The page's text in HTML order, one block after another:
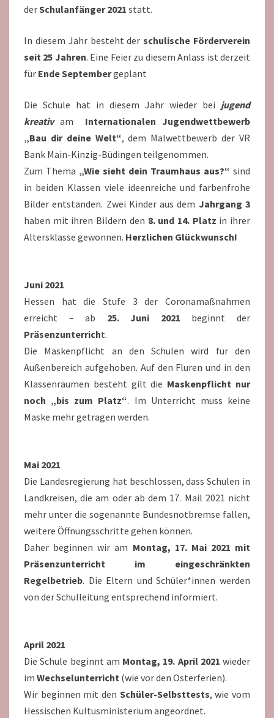
derSchulanfänger 2021 statt.
In diesem Jahr besteht derschulische Förderverein
seit 25 Jahren. Eine Feier zu diesem Anlass ist derzeit
für Ende Septembergeplant
Die Schule hat in diesem Jahr wieder bei jugend
kreativam Internationalen Jugendwettbewerb
„Bau dir deine Welt“, dem Malwettbewerb der VR
Bank Main-Kinzig-Büdingen teilgenommen.
Zum Thema „Wie sieht dein Traumhaus aus?“ sind
in beiden Klassen viele ideenreiche und farbenfrohe
Bilder entstanden. Zwei Kinder aus dem Jahrgang 3
haben mit ihren Bildern den 8. und 14. Platz in ihrer
Altersklasse gewonnen. Herzlichen Glückwunsch!
Juni 2021
Hessen hat die Stufe 3 der Coronamaßnahmen
erreicht – ab 25. Juni 2021 beginnt der
Präsenzunterricht.
Die Maskenpflicht an den Schulen wird für den
Außenbereich aufgehoben. Auf den Fluren und in den
Klassenräumen besteht gilt die Maskenpflicht nur
noch „bis zum Platz“. Im Unterricht muss keine
Maske mehr getragen werden.
Mai 2021
Die Landesregierung hat beschlossen, dass Schulen in
Landkreisen, die am oder ab dem 17. Mail 2021 nicht
mehr unter die sogenannte Bundesnotbremse fallen,
weitere Öffnungsschritte gehen können.
Daher beginnen wir am Montag, 17. Mai 2021 mit
Präsenzunterricht im eingeschränkten
Regelbetrieb. Die Eltern und Schüler*innen werden
von der Schulleitung entsprechend informiert.
April 2021
Die Schule beginnt am Montag, 19. April 2021 wieder
im Wechselunterricht (wie vor den Osterferien).
Wir beginnen mit den Schüler-Selbsttests, wie vom
Hessischen Kultusministerium angeordnet.